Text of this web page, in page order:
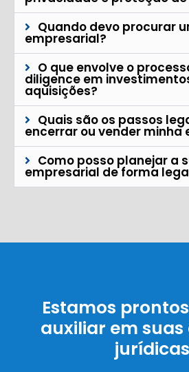
Quando devo procurar
empresarial?
O que envolve o
diligence em
aquisições?
Quais são os passos
encerrar ou vender minha
Como posso planejar a
empresarial de forma
Estamos
auxiliar em suas